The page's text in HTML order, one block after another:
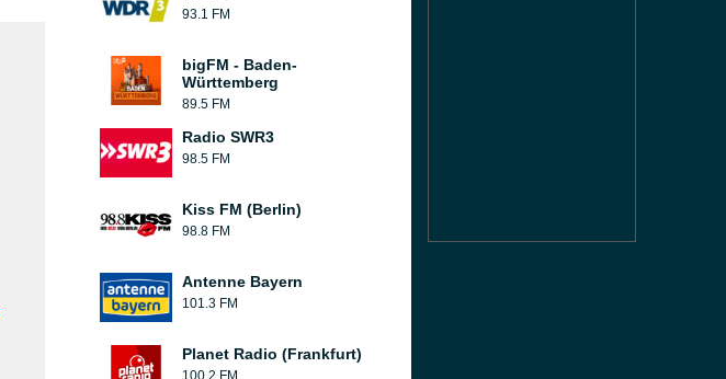
93.1 FM
bigFM - Baden-
Württemberg
89.5 FM
Radio SWR3
98.5 FM
Kiss FM (Berlin)
98.8 FM
Antenne Bayern
101.3 FM
Planet Radio (Frankfurt)
100.2 FM